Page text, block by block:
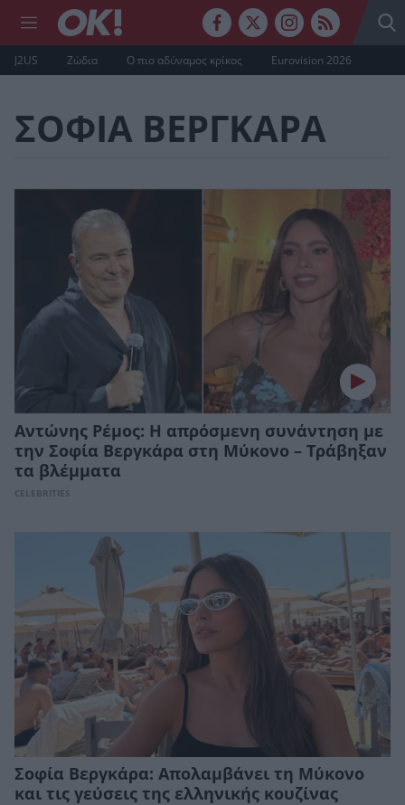
J2US Ζώδια Ο πιο αδύναμος κρίκος Eurovision 2026
ΣΟΦΙΑ ΒΕΡΓΚΑΡΑ
Αντώνης Ρέμος: Η απρόσμενη συνάντηση με
την Σοφία Βεργκάρα στη Μύκονο – Τράβηξαν
τα βλέμματα
CELEBRITIES
Σοφία Βεργκάρα: Απολαμβάνει τη Μύκονο
και τις γεύσεις της ελληνικής κουζίνας